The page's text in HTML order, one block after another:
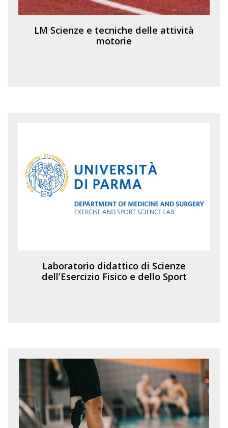
LM Scienze e tecniche delle attività
motorie
Laboratorio didattico di Scienze
dell’Esercizio Fisico e dello Sport